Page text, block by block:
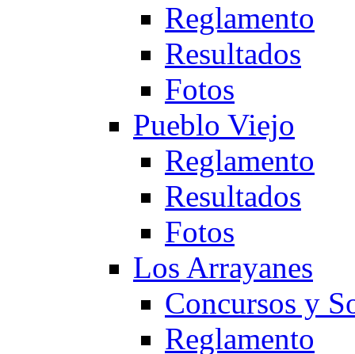
Reglamento
Resultados
Fotos
Pueblo Viejo
Reglamento
Resultados
Fotos
Los Arrayanes
Concursos y
Reglamento